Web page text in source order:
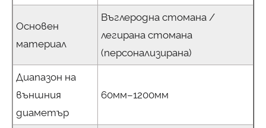
Основен
материал
Въглеродна стомана /
легирана стомана
(персонализирана)
Диапазон на
външния
диаметър
60мм–1200мм